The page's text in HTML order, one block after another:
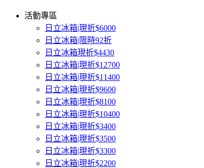
活動專區
日立冰箱|現折$6000
日立冰箱|限時92折
日立冰箱現折$4430
日立冰箱|現折$12700
日立冰箱|現折$11400
日立冰箱|現折$9600
日立冰箱|現折$8100
日立冰箱|現折$10400
日立冰箱|現折$3400
日立冰箱|現折$3500
日立冰箱|現折$3300
日立冰箱|現折$2200